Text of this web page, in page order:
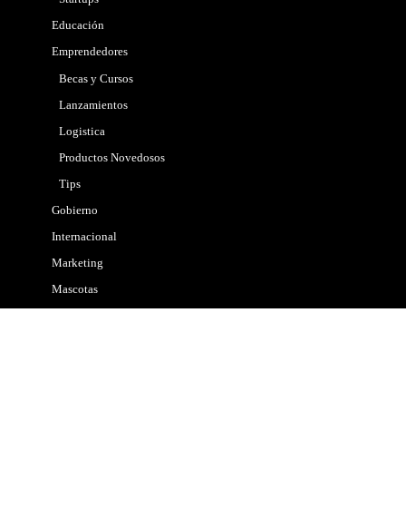
Educación
Emprendedores
Becas y Cursos
Lanzamientos
Logistica
Productos Novedosos
Tips
Gobierno
Internacional
Marketing
Mascotas